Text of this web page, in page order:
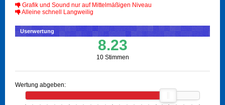
Grafik und Sound nur auf Mittelmäßigen Niveau
Alleine schnell Langweilig
Userwertung
8.23
10 Stimmen
Wertung abgeben: